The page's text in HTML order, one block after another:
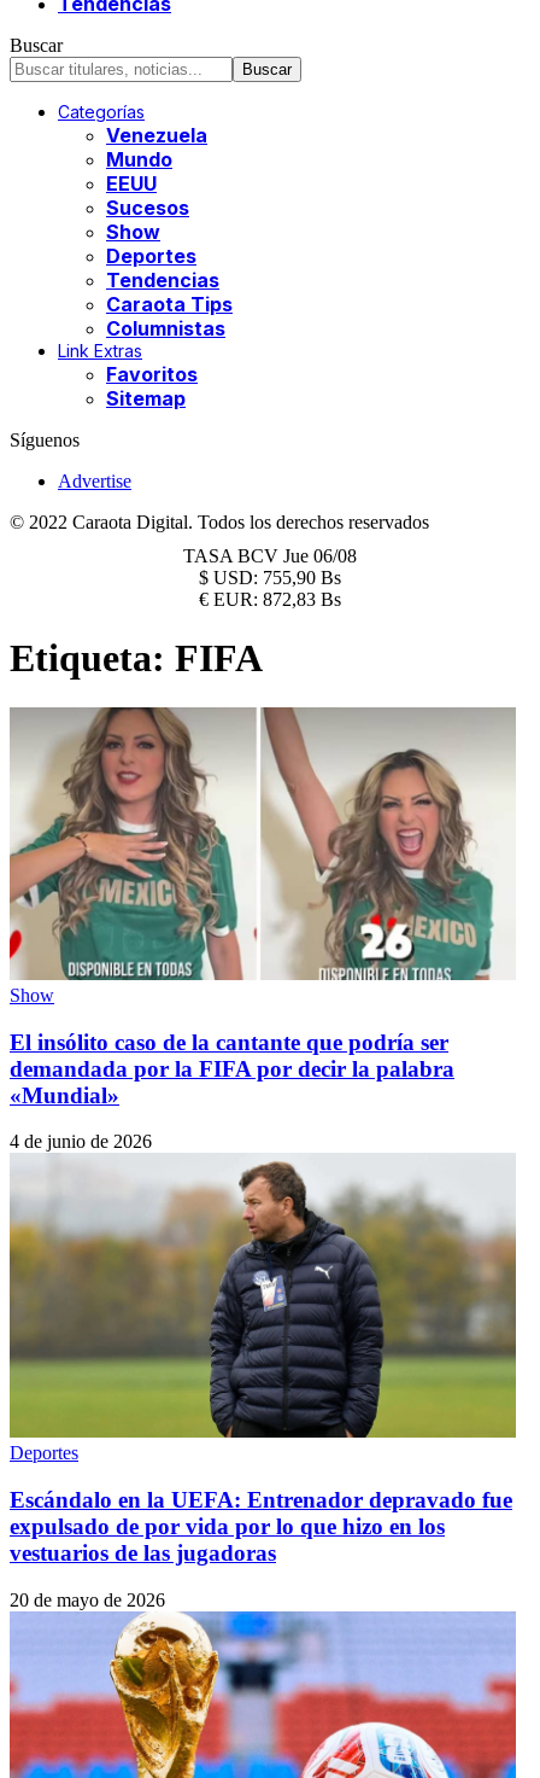
Buscar
Categorías
Venezuela
Mundo
EEUU
Sucesos
Show
Deportes
Tendencias
Caraota Tips
Columnistas
Link Extras
Favoritos
Sitemap
Síguenos
Advertise
© 2022 Caraota Digital. Todos los derechos reservados
TASA BCV Jue 06/08
$ USD: 755,90 Bs
€ EUR: 872,83 Bs
Etiqueta: FIFA
Show
El insólito caso de la cantante que podría ser
demandada por la FIFA por decir la palabra
«Mundial»
4 de junio de 2026
Deportes
Escándalo en la UEFA: Entrenador depravado fue
expulsado de por vida por lo que hizo en los
vestuarios de las jugadoras
20 de mayo de 2026